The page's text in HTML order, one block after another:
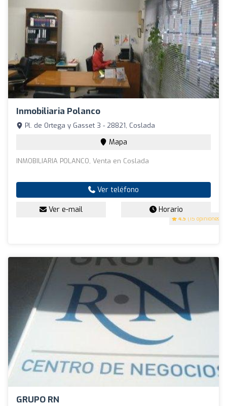
Inmobiliaria Polanco
4.5 (15 opiniones)
Pl. de Ortega y Gasset 3 - 28821, Coslada
Mapa
INMOBILIARIA POLANCO, Venta en Coslada
Ver teléfono
Ver e-mail Horario
GRUPO RN